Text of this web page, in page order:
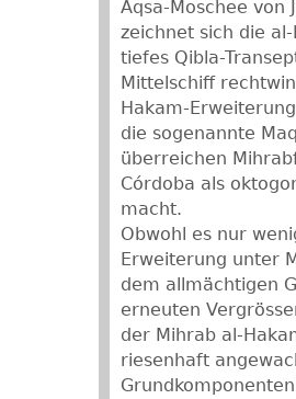
Aqsa-Moschee von
zeichnet sich die
tiefes Qibla-
Mittelschiff
Hakam-
die sogenannte
überreichen
Córdoba als
macht.
Obwohl es nur
Erweiterung unter
dem allmächtigen
erneuten
der Mihrab al-
riesenhaft